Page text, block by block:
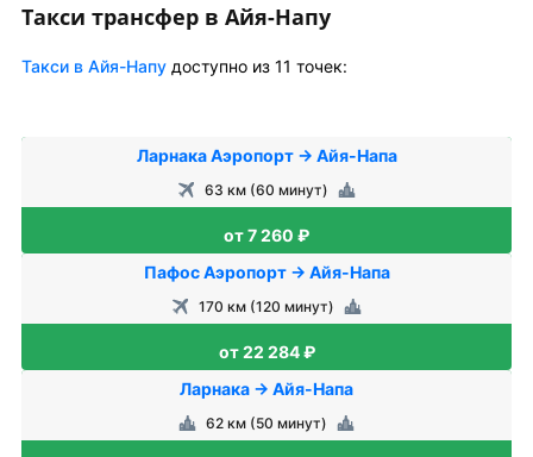
Такси трансфер в Айя-Напу
Такси в Айя-Напу доступно из 11 точек:
Ларнака Аэропорт → Айя-Напа
63 км (60 минут)
от 7 260 ₽
Пафос Аэропорт → Айя-Напа
170 км (120 минут)
от 22 284 ₽
Ларнака → Айя-Напа
62 км (50 минут)